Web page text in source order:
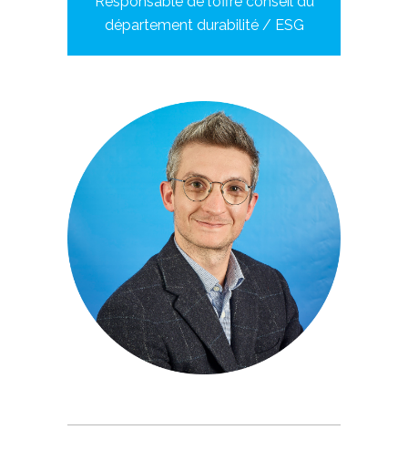
département durabilité / ESG